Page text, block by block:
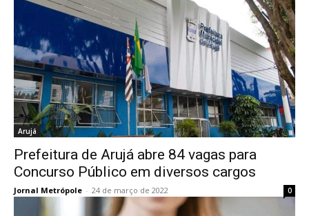
Arujá
Prefeitura de Arujá abre 84 vagas para
Concurso Público em diversos cargos
Jornal Metrópole - 24 de março de 2022 0